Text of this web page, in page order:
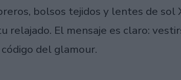
bolsos tejidos y lentes de sol
relajado. El mensaje es claro:
del glamour.